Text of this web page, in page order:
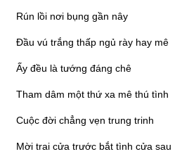
Rún lồi nơi bụng gần nây
Đầu vú trắng thấp ngủ rày hay mê
Ấy đều là tướng đáng chê
Tham dâm một thứ xa mê thú tình
Cuộc đời chẳng vẹn trung trinh
Mời trai cửa trước bắt tình cửa sau